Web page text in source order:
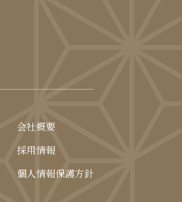
会社概要
採用情報
個人情報保護方針